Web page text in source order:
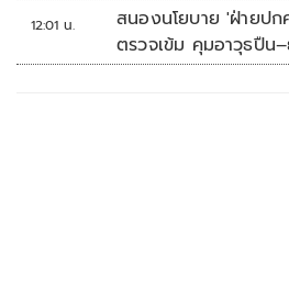
12:01 น.
สนองนโยบาย 'ฝ่ายป
ตรวจเข้ม คุมอาวุธปืน